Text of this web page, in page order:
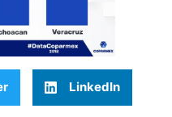
LinkedIn